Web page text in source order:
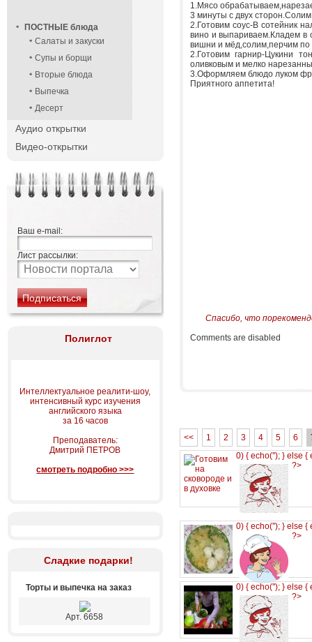
ПОСТНЫЕ блюда
Салаты и закуски
Супы и борщи
Вторые блюда
Выпечка
Десерт
Аудио открытки
Видео-открытки
Ваш e-mail:
Лист рассылки:
Полиглот
Интеллектуальное реалити-шоу,
интенсивный курс изучения
английского языка
за 16 часов
Преподаватель:
Дмитрий ПЕТРОВ
смотреть подробно >>>
Сладкие подарки!
Торты и выпечка на заказ
Арт. 6658
1.Мясо
3 минуты с двух
2.Готовим соус-В сотейник
вино и выпариваем.Кладем в
вишни и мёд,солим,перчим по
2.Готовим гарнир-Цукини
оливковым и мелко
3.Оформляем блюдо луком
Приятного аппетита!
Спасибо, что
Comments are disabled
<< 1 2 3 4 5 6
0) { echo(''); } else {
?>
0) { echo(''); } else {
?>
0) { echo(''); } else {
?>